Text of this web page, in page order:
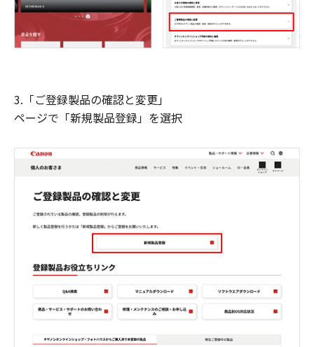
3.「ご登録製品の確認と変更」
ページで「新規製品登録」を選択